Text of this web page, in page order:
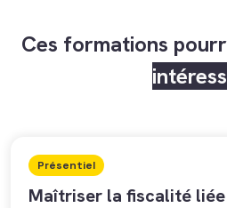
Ces formations
Présentiel
Maîtriser la fiscalité